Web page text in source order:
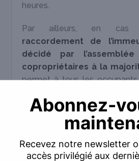
heures.
Par ailleurs, en cas
raccordement de
décidé par
copropriétaires à la
permet à tous les
d’avoir un abonnement
vérifier auprès de la
raccordement existe déjà et
en AG.